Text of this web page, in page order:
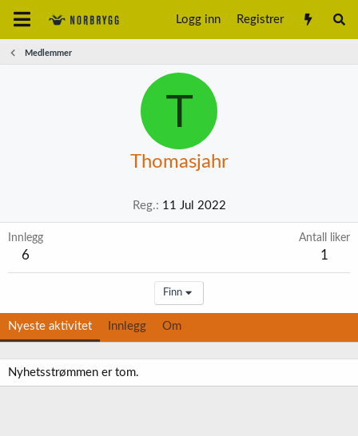
Logg inn Registrer
Medlemmer
T
Thomasjahr
Reg. 11 Jul 2022
Innlegg
6
Antall liker
1
Finn
Nyeste aktivitet Innlegg Om
Nyhetsstrømmen er tom.